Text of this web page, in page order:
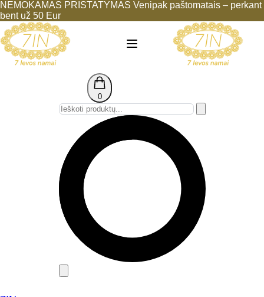
NEMOKAMAS PRISTATYMAS Venipak paštomatais – perkant
bent už 50 Eur
0